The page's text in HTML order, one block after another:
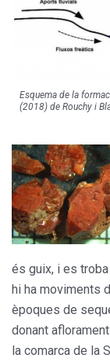
Esquema de la
(2018) de Rouchy i
és guix, i es
hi ha moviments
èpoques de
donant
la comarca de la